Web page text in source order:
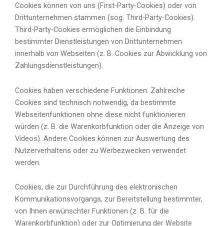
Cookies können von uns (First-Party-Cookies) oder von
Drittunternehmen stammen (sog. Third-Party-Cookies).
Third-Party-Cookies ermöglichen die Einbindung
bestimmter Dienstleistungen von Drittunternehmen
innerhalb von Webseiten (z. B. Cookies zur Abwicklung von
Zahlungsdienstleistungen).
Cookies haben verschiedene Funktionen. Zahlreiche
Cookies sind technisch notwendig, da bestimmte
Webseitenfunktionen ohne diese nicht funktionieren
würden (z. B. die Warenkorbfunktion oder die Anzeige von
Videos). Andere Cookies können zur Auswertung des
Nutzerverhaltens oder zu Werbezwecken verwendet
werden.
Cookies, die zur Durchführung des elektronischen
Kommunikationsvorgangs, zur Bereitstellung bestimmter,
von Ihnen erwünschter Funktionen (z. B. für die
Warenkorbfunktion) oder zur Optimierung der Website